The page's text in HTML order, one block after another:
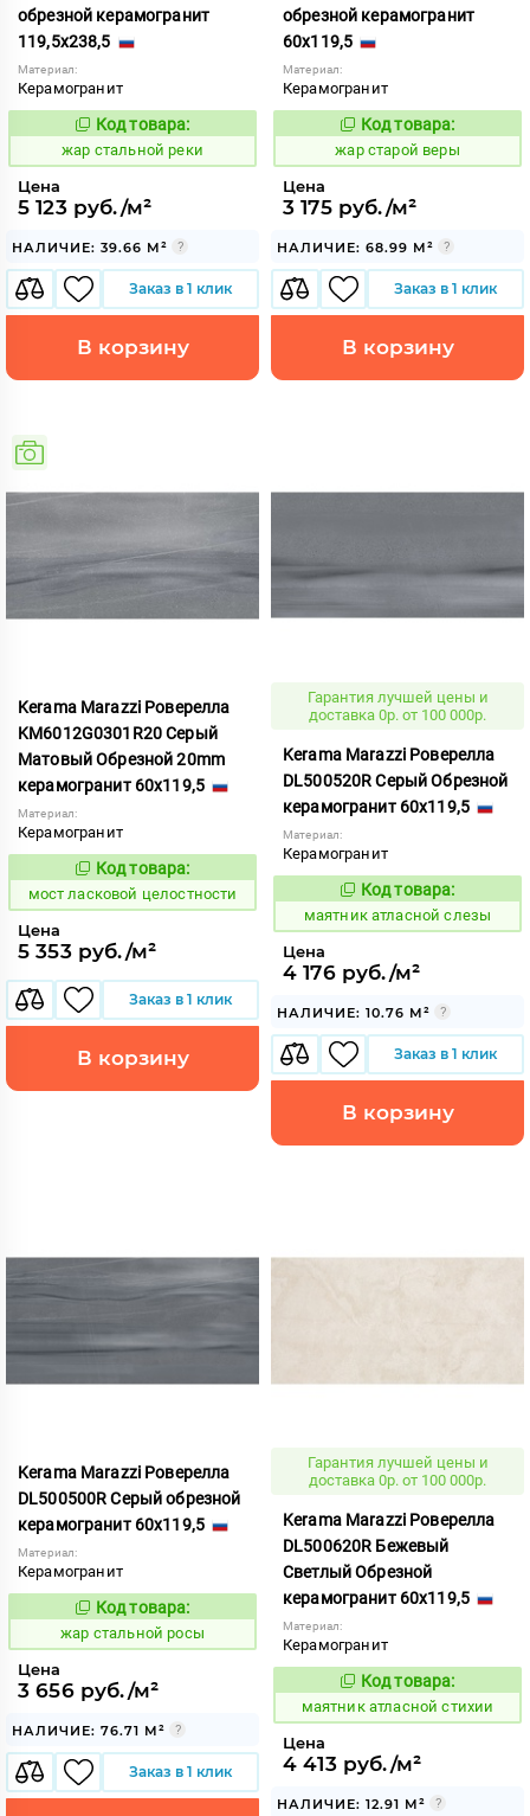
обрезной керамогранит
119,5x238,5
Материал:
Керамогранит
371454
Код товара:
жар стальной реки
Цена
5 123 руб./м²
НАЛИЧИЕ: 39.66 М²
Заказ в 1 клик
В корзину
обрезной керамогранит
60x119,5
Материал:
Керамогранит
371508
Код товара:
жар старой веры
Цена
3 175 руб./м²
НАЛИЧИЕ: 68.99 М²
Заказ в 1 клик
В корзину
Kerama Marazzi Роверелла
KM6012G0301R20 Серый
Матовый Обрезной 20mm
керамогранит 60x119,5
Материал:
Керамогранит
1020993
Код товара:
мост ласковой целостности
Цена
5 353 руб./м²
Заказ в 1 клик
В корзину
Гарантия лучшей цены и
доставка 0р. от 100 000р.
Kerama Marazzi Роверелла
DL500520R Серый Обрезной
керамогранит 60x119,5
Материал:
Керамогранит
936846
Код товара:
маятник атласной слезы
Цена
4 176 руб./м²
НАЛИЧИЕ: 10.76 М²
Заказ в 1 клик
В корзину
Kerama Marazzi Роверелла
DL500500R Серый обрезной
керамогранит 60x119,5
Материал:
Керамогранит
371457
Код товара:
жар стальной росы
Цена
3 656 руб./м²
НАЛИЧИЕ: 76.71 М²
Заказ в 1 клик
Гарантия лучшей цены и
доставка 0р. от 100 000р.
Kerama Marazzi Роверелла
DL500620R Бежевый
Светлый Обрезной
керамогранит 60x119,5
Материал:
Керамогранит
936848
Код товара:
маятник атласной стихии
Цена
4 413 руб./м²
НАЛИЧИЕ: 12.91 М²